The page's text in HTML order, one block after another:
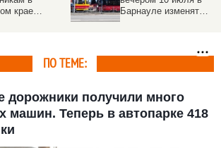
крае
Барнауле изменят
ПО ТЕМЕ:
дорожники получили много
машин. Теперь в автопарке 418